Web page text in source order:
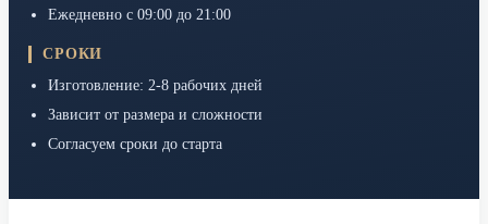
Ежедневно с 09:00 до 21:00
СРОКИ
Изготовление: 2-8 рабочих дней
Зависит от размера и сложности
Согласуем сроки до старта